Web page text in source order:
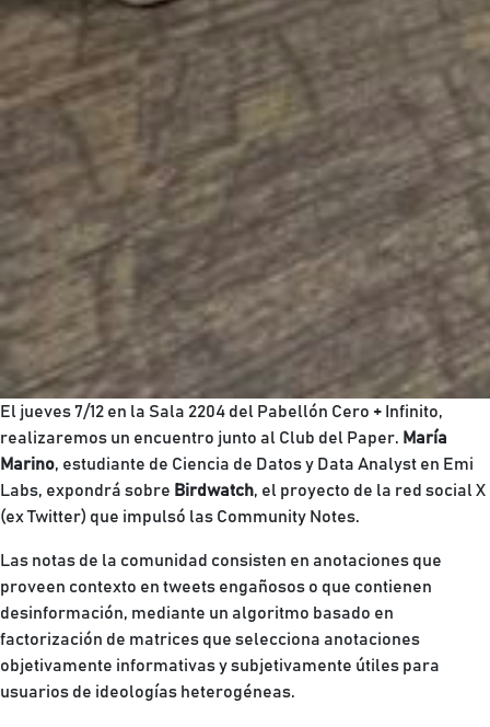
El jueves 7/12 en la Sala 2204 del Pabellón Cero + Infinito,
realizaremos un encuentro junto al Club del Paper. María
Marino, estudiante de Ciencia de Datos y Data Analyst en Emi
Labs, expondrá sobre Birdwatch, el proyecto de la red social X
(ex Twitter) que impulsó las Community Notes.
Las notas de la comunidad consisten en anotaciones que
proveen contexto en tweets engañosos o que contienen
desinformación, mediante un algoritmo basado en
factorización de matrices que selecciona anotaciones
objetivamente informativas y subjetivamente útiles para
usuarios de ideologías heterogéneas.